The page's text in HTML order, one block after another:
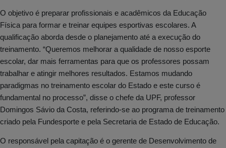
O objetivo é preparar profissionais e acadêmicos da Educação
Física para formar e treinar equipes esportivas escolares. A
qualificação aborda desde o planejamento até a execução do
treinamento. “Queremos melhorar a qualidade de nosso esporte
escolar, dar mais ferramentas para que os professores possam
trabalhar e atingir melhores resultados. Estamos mudando
paradigmas no treinamento escolar do Estado e este curso é
fundamental no processo”, disse o chefe da UPF, professor
Domingos Sávio da Costa, referindo-se ao programa de treinamento
criado pela Fundesporte e pela Secretaria de Estado de Educação.
O responsável pela capitação é o gerente de Desenvolvimento de